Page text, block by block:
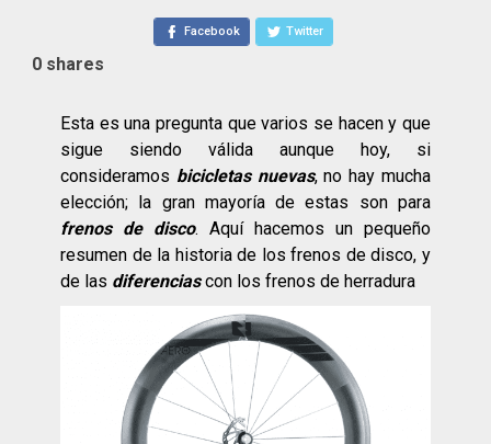
Facebook Twitter
0 shares
Esta es una pregunta que varios se hacen y que
sigue siendo válida aunque hoy, si
consideramos bicicletas nuevas, no hay mucha
elección; la gran mayoría de estas son para
frenos de disco. Aquí hacemos un pequeño
resumen de la historia de los frenos de disco, y
de las diferencias con los frenos de herradura